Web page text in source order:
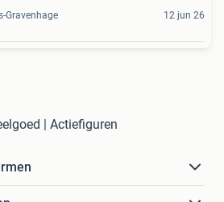
Gravenhage 12 jun 26
| Actiefiguren